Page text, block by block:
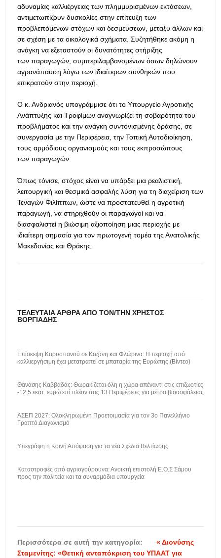
αδυναμίας καλλιέργειας των πλημμυρισμένων εκτάσεων,
αντιμετωπίζουν δυσκολίες στην επίτευξη των
προβλεπόμενων στόχων και δεσμεύσεων, μεταξύ άλλων και
σε σχέση με τα οικολογικά σχήματα. Συζητήθηκε ακόμη η
ανάγκη να εξεταστούν οι δυνατότητες στήριξης
των παραγωγών, συμπεριλαμβανομένων όσων δηλώνουν
αγρανάπαυση λόγω των ιδιαίτερων συνθηκών που
επικρατούν στην περιοχή.
Ο κ. Ανδριανός υπογράμμισε ότι το Υπουργείο Αγροτικής
Ανάπτυξης και Τροφίμων αναγνωρίζει τη σοβαρότητα του
προβλήματος και την ανάγκη συντονισμένης δράσης, σε
συνεργασία με την Περιφέρεια, την Τοπική Αυτοδιοίκηση,
τους αρμόδιους οργανισμούς και τους εκπροσώπους
των παραγωγών.
Όπως τόνισε, στόχος είναι να υπάρξει μια ρεαλιστική,
λειτουργική και θεσμικά ασφαλής λύση για τη διαχείριση των
Τεναγών Φιλίππων, ώστε να προστατευθεί η αγροτική
παραγωγή, να στηριχθούν οι παραγωγοί και να
διασφαλιστεί η βιώσιμη αξιοποίηση μιας περιοχής με
ιδιαίτερη σημασία για τον πρωτογενή τομέα της Ανατολικής
Μακεδονίας και Θράκης.
ΤΕΛΕΥΤΑΊΑ ΆΡΘΡΑ ΑΠΌ ΤΟΝ/ΤΗΝ ΧΡΉΣΤΟΣ
ΒΟΡΓΙΆΔΗΣ
Επίσκεψη Καρυστιανού σε Κοζάνη και Φλώρινα: Η περιοχή από
καλλιεργήσιμη έχει μετατραπεί σε μπαταρία της Ευρώπης (Βίντεο)
Θανάσης Καββαδάς: Θωρακίζεται όλη η χώρα απέναντι στις επιζωοτίες
-12,5 εκατ. ευρώ επί πλέον στις 13 Περιφέρειες για μέτρα βιοασφάλειας
ΑΣΕΠ 2027: Ολοκληρωμένη Προετοιμασία για τον 3ο Πανελλήνιο
Γραπτό Διαγωνισμό
Υπεγράφη η Κοινή Απόφαση για τα νέα Σχέδια Βελτίωσης
Καταστροφές από αγριογούρουνα: Ανοικτή επιστολή Ε.Ο.Σ Σάμου
προς την πολιτεία και τα συναρμόδια υπουργεία
Περισσότερα σε αυτή την κατηγορία:
« Διονύσης
Σταμενίτης: «Θετική ανταπόκριση του ΥΠΑΑΤ για